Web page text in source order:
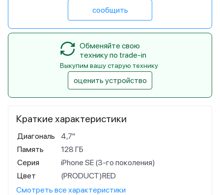
Краткие характеристики
Диагональ
4,7"
Память
128 ГБ
Серия
iPhone SE (3-го поколения)
Цвет
(PRODUCT)RED
Смотреть все характеристики
сообщить
Обменяйте свою
технику по trade-in
Выкупим вашу старую технику
оценить устройство